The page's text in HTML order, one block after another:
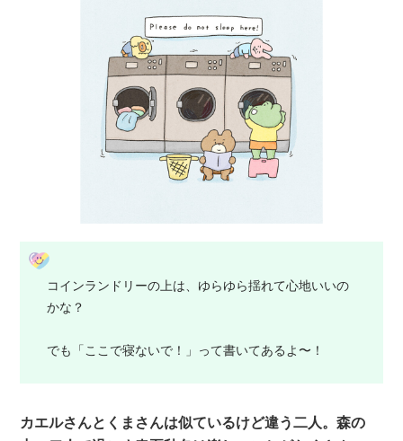
コインランドリーの上は、ゆらゆら揺れて心地いいの
かな？
でも「ここで寝ないで！」って書いてあるよ〜！
カエルさんとくまさんは似ているけど違う二人。森の